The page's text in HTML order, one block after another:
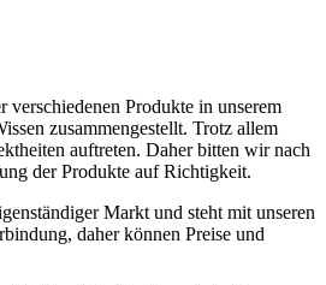
verschiedenen Produkte in unserem
zusammengestellt. Trotz allem
auftreten. Daher bitten wir nach
der Produkte auf Richtigkeit.
Markt und steht mit unseren
daher können Preise und